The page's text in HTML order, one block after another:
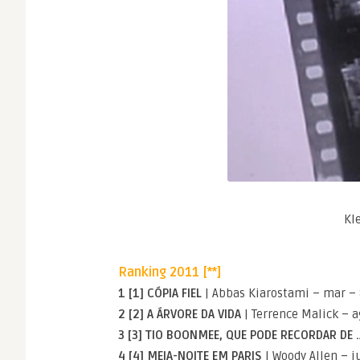
Ranking 2011 [**]
1 [1] CÓPIA FIEL | Abbas Kiarostami – mar –
2 [2] A ÁRVORE DA VIDA | Terrence Malick –
3 [3] TIO BOONMEE, QUE PODE RECORDAR DE
4 [4] MEIA-NOITE EM PARIS | Woody Allen –